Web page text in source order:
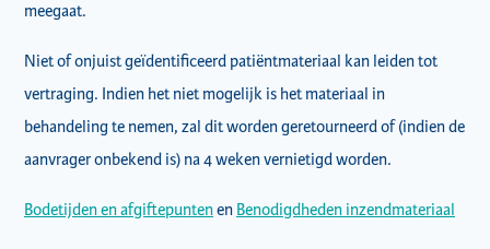
meegaat.
Niet of onjuist geïdentificeerd patiëntmateriaal kan leiden tot
vertraging. Indien het niet mogelijk is het materiaal in
behandeling te nemen, zal dit worden geretourneerd of (indien de
aanvrager onbekend is) na 4 weken vernietigd worden.
Bodetijden en afgiftepuntenen Benodigdheden inzendmateriaal